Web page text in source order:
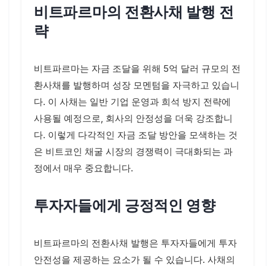
비트파르마의 전환사채 발행 전
략
비트파르마는 자금 조달을 위해 5억 달러 규모의 전
환사채를 발행하며 성장 모멘텀을 자극하고 있습니
다. 이 사채는 일반 기업 운영과 희석 방지 전략에
사용될 예정으로, 회사의 안정성을 더욱 강조합니
다. 이렇게 다각적인 자금 조달 방안을 모색하는 것
은 비트코인 채굴 시장의 경쟁력이 극대화되는 과
정에서 매우 중요합니다.
투자자들에게 긍정적인 영향
비트파르마의 전환사채 발행은 투자자들에게 투자
안전성을 제공하는 요소가 될 수 있습니다. 사채의